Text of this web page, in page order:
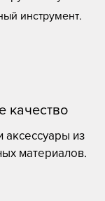
инструмент.
качество
аксессуары из
материалов.